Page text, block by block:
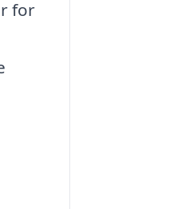
for